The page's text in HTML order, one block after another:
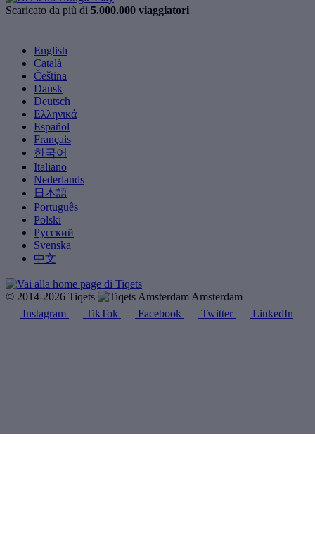
Scaricato da più di 5.000.000 viaggiatori
English
Català
Čeština
Dansk
Deutsch
Ελληνικά
Español
Français
한국어
Italiano
Nederlands
日本語
Português
Polski
Русский
Svenska
中文
© 2014-2026 Tiqets
Amsterdam
Instagram
TikTok Facebook Twitter LinkedIn